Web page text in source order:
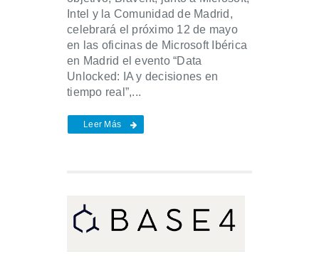
Intel y la Comunidad de Madrid,
celebrará el próximo 12 de mayo
en las oficinas de Microsoft Ibérica
en Madrid el evento “Data
Unlocked: IA y decisiones en
tiempo real”,...
Leer Más